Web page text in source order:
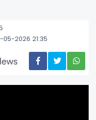
2026 21:35